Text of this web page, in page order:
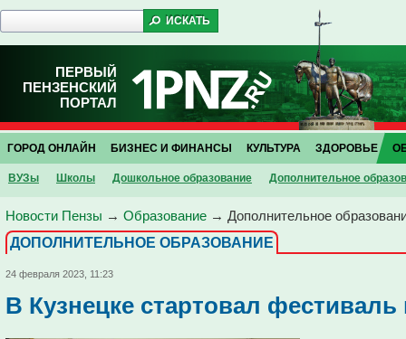
ПЕРВЫЙ
ПЕНЗЕНСКИЙ
ПОРТАЛ
ГОРОД ОНЛАЙН БИЗНЕС И ФИНАНСЫ КУЛЬТУРА ЗДОРОВЬЕ
ВУЗы Школы Дошкольное образование Дополнительное
Новости Пензы → Образование → Дополнительное
ДОПОЛНИТЕЛЬНОЕ ОБРАЗОВАНИЕ
24 февраля 2023, 11:23
В Кузнецке стартовал